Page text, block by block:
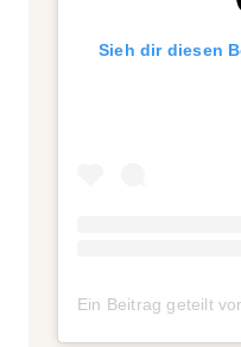
Sieh dir diesen